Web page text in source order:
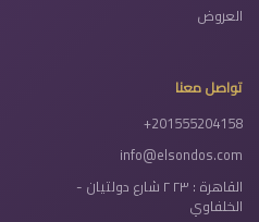
العروض
تواصل معنا
+201555204158
info@elsondos.com
القاهرة : ٢٣ ٢ شارع دولتيان -
الخلفاوي